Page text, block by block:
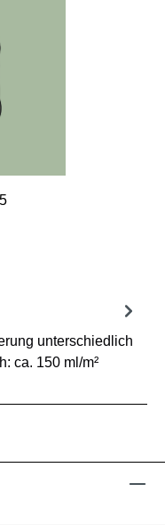
unterschiedlich
ca. 150 ml/m²